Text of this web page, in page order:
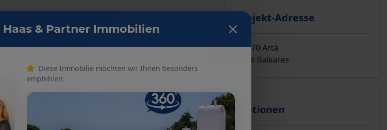
Objekt-Adresse
07570 Artà
Islas Baleares
Optionen
& Partner Immobilien
Diese Immobilie möchten wir Ihnen besonders
empfehlen: